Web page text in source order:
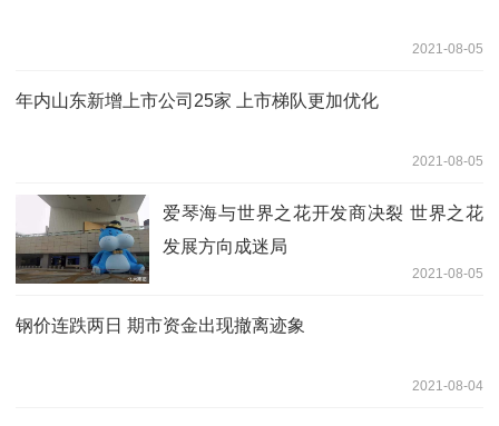
2021-08-05
年内山东新增上市公司25家 上市梯队更加优化
2021-08-05
爱琴海与世界之花开发商决裂 世界之花
发展方向成迷局
2021-08-05
钢价连跌两日 期市资金出现撤离迹象
2021-08-04